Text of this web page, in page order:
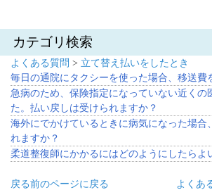
カテゴリ検索
よくある質問 > 立て替え払いをしたとき
毎日の通院にタクシーを使った場合、移送費
急病のため、保険指定になっていない近くの
た。払い戻しは受けられますか？
海外にでかけているときに病気になった場合
れますか？
柔道整復師にかかるにはどのようにしたらよ
戻る よくあ
前のページに戻る